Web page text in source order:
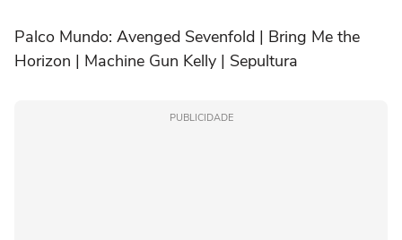
Palco Mundo: Avenged Sevenfold | Bring Me the
Horizon | Machine Gun Kelly | Sepultura
PUBLICIDADE